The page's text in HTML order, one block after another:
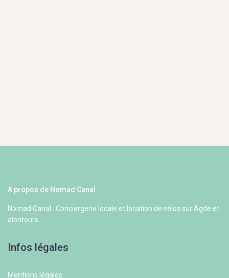
A propos de Nomad Canal
Nomad Canal : Conciergerie locale et location de vélos sur Agde et
alentours
Infos légales
Mentions légales